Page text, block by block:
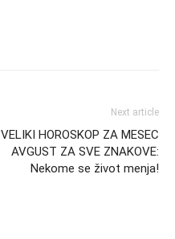
Next article
VELIKI HOROSKOP ZA MESEC
AVGUST ZA SVE ZNAKOVE:
Nekome se život menja!